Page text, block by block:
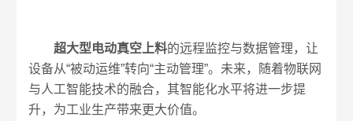
超大型电动真空上料的远程监控与数据管理，让
设备从“被动运维”转向“主动管理”。未来，随着物联网
与人工智能技术的融合，其智能化水平将进一步提
升，为工业生产带来更大价值。